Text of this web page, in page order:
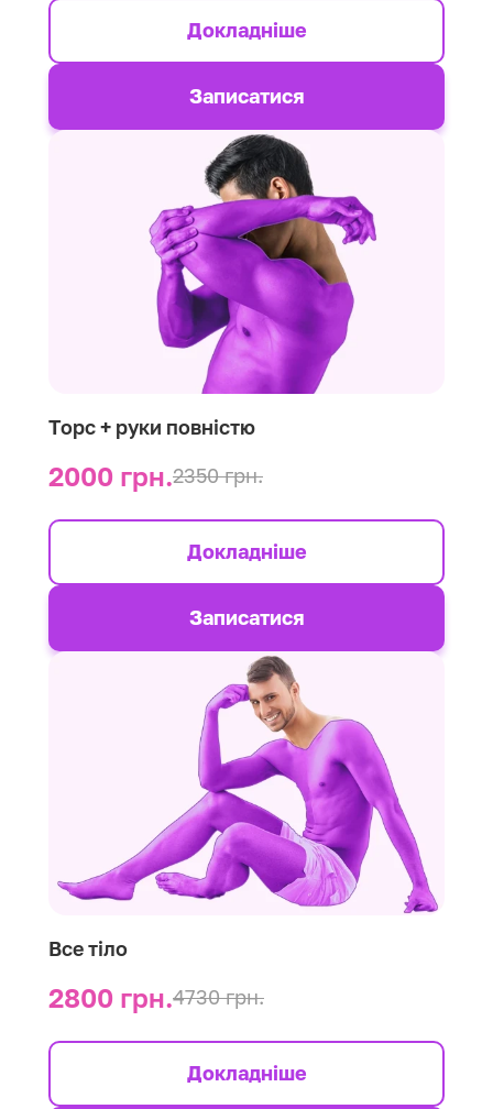
Докладніше
Записатися
Торс + руки повністю
2000 грн.2350 грн.
Докладніше
Записатися
Все тіло
2800 грн.4730 грн.
Докладніше